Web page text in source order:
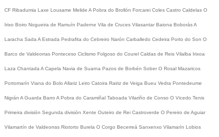
CF Ribadumia Laxe Lousame Melide A Pobra do Brollón Forcarei Coles Castro Caldelas O
Irixo Boiro Nogueira de Ramuín Paderne Vila de Cruces Vilasantar Baiona BoborásA
Laracha Sada A Estrada Pedrafita do Cebreiro Narón Carballedo Cedeira Porto do Son O
Barco de Valdeorras Ponteceso Ciclismo Folgoso do Courel Caldas de Reis Vilalba Irixoa
Laza Chantada A Capela Navia de Suarna Pazos de Borbén Sober O Rosal Mazaricos
Portomarín Viana do Bolo Allariz Leiro Catoira Rairiz de Veiga Bueu Vedra Pontedeume
Nigrán A Guarda Barro A Pobra do Caramiñal Taboada Vilariño de Conso O Vicedo Tenis
Primeira división Segunda división Xente Outeiro de Rei Castroverde O Pereiro de Aguiar
Vilamartín de Valdeorras Riotorto Burela O Corgo Becerreá Sanxenxo Vilamarín Lobios